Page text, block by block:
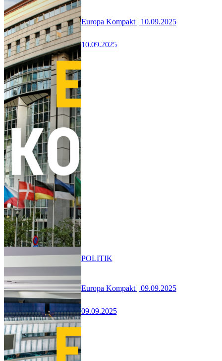
Europa Kompakt | 10.09.2025
10.09.2025
Europa Kompakt | 09.09.2025
09.09.2025
POLITIK